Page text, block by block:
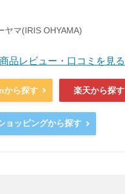
ヤマ(IRIS OHYAMA)
品レビュー・口コミを見る
から探す 楽天から探す
ョッピングから探す